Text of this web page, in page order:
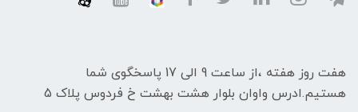
هفت روز هفته ،از ساعت 9 الی 17 پاسخگوی شما
هستیم.ادرس واوان بلوار هشت بهشت خ فردوس پلاک 5